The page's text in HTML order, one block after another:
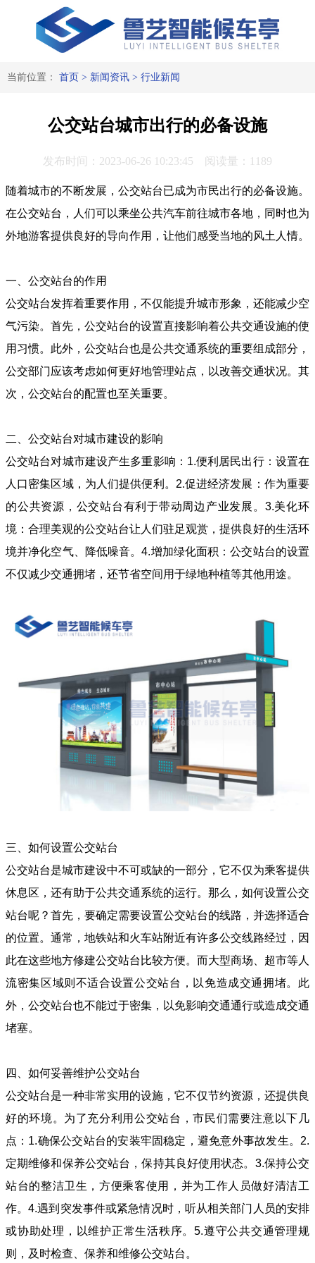
当前位置： 首页 > 新闻资讯> 行业新闻
公交站台城市出行的必备设施
发布时间：2023-06-26 10:23:45 阅读量：1189
随着城市的不断发展，公交站台已成为市民出行的必备设施。
在公交站台，人们可以乘坐公共汽车前往城市各地，同时也为
外地游客提供良好的导向作用，让他们感受当地的风土人情。
一、公交站台的作用
公交站台发挥着重要作用，不仅能提升城市形象，还能减少空
气污染。首先，公交站台的设置直接影响着公共交通设施的使
用习惯。此外，公交站台也是公共交通系统的重要组成部分，
公交部门应该考虑如何更好地管理站点，以改善交通状况。其
次，公交站台的配置也至关重要。
二、公交站台对城市建设的影响
公交站台对城市建设产生多重影响：1.便利居民出行：设置在
人口密集区域，为人们提供便利。2.促进经济发展：作为重要
的公共资源，公交站台有利于带动周边产业发展。3.美化环
境：合理美观的公交站台让人们驻足观赏，提供良好的生活环
境并净化空气、降低噪音。4.增加绿化面积：公交站台的设置
不仅减少交通拥堵，还节省空间用于绿地种植等其他用途。
三、如何设置公交站台
公交站台是城市建设中不可或缺的一部分，它不仅为乘客提供
休息区，还有助于公共交通系统的运行。那么，如何设置公交
站台呢？首先，要确定需要设置公交站台的线路，并选择适合
的位置。通常，地铁站和火车站附近有许多公交线路经过，因
此在这些地方修建公交站台比较方便。而大型商场、超市等人
流密集区域则不适合设置公交站台，以免造成交通拥堵。此
外，公交站台也不能过于密集，以免影响交通通行或造成交通
堵塞。
四、如何妥善维护公交站台
公交站台是一种非常实用的设施，它不仅节约资源，还提供良
好的环境。为了充分利用公交站台，市民们需要注意以下几
点：1.确保公交站台的安装牢固稳定，避免意外事故发生。2.
定期维修和保养公交站台，保持其良好使用状态。3.保持公交
站台的整洁卫生，方便乘客使用，并为工作人员做好清洁工
作。4.遇到突发事件或紧急情况时，听从相关部门人员的安排
或协助处理，以维护正常生活秩序。5.遵守公共交通管理规
则，及时检查、保养和维修公交站台。